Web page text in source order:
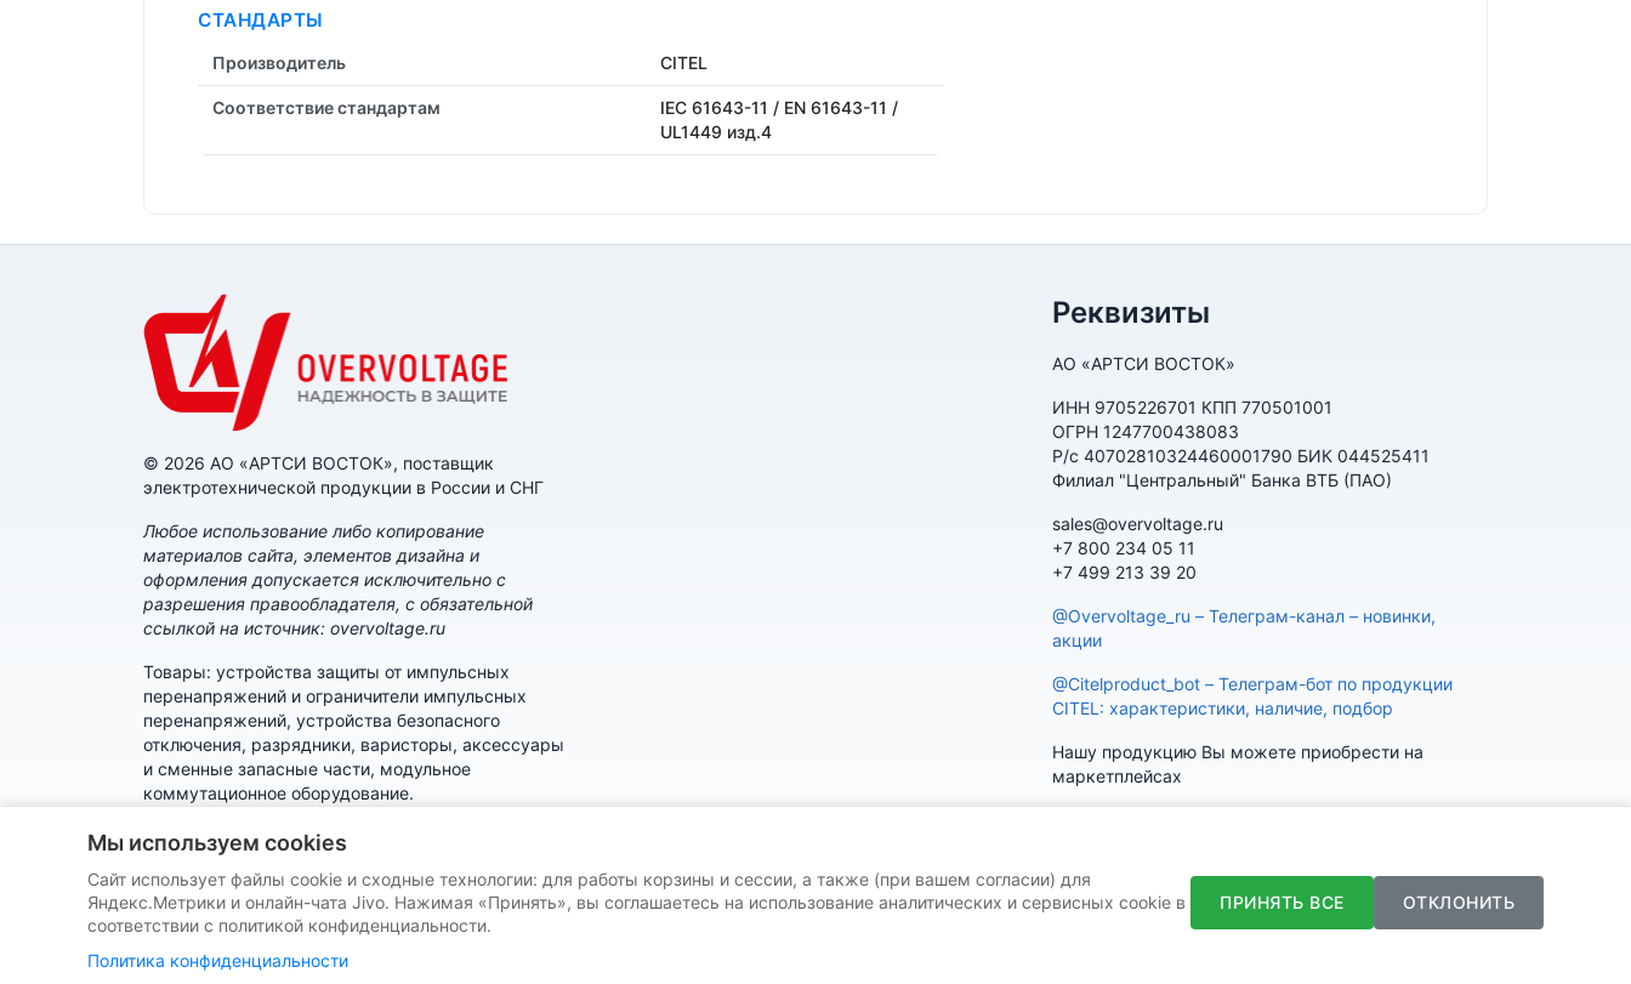
СТАНДАРТЫ
Производитель CITEL
Соответствие стандартам
IEC 61643-11 / EN 61643-11 /
UL1449 изд.4
© 2026 АО «АРТСИ ВОСТОК», поставщик
электротехнической продукции в России и СНГ
Любое использование либо копирование
материалов сайта, элементов дизайна и
оформления допускается исключительно с
разрешения правообладателя, с обязательной
ссылкой на источник: overvoltage.ru
Товары: устройства защиты от импульсных
перенапряжений и ограничители импульсных
перенапряжений, устройства безопасного
отключения, разрядники, варисторы, аксессуары
и сменные запасные части, модульное
коммутационное оборудование.
Политика конфиденциальности
Пользовательское соглашение
Реквизиты
АО «АРТСИ ВОСТОК»
ИНН 9705226701 КПП 770501001
ОГРН 1247700438083
Р/с 40702810324460001790 БИК 044525411
Филиал "Центральный" Банка ВТБ (ПАО)
sales@overvoltage.ru
+7 800 234 05 11
+7 499 213 39 20
@Overvoltage_ru – Телеграм-канал – новинки,
акции
@Citelproduct_bot – Телеграм-бот по продукции
CITEL: характеристики, наличие, подбор
Нашу продукцию Вы можете приобрести на
маркетплейсах
Мы используем cookies
Сайт использует файлы cookie и сходные технологии: для работы корзины и сессии, а также (при вашем согласии) для
Яндекс.Метрики и онлайн-чата Jivo. Нажимая «Принять», вы соглашаетесь на использование аналитических и сервисных cookie в
соответствии с политикой конфиденциальности.
Политика конфиденциальности
ПРИНЯТЬ ВСЕ ОТКЛОНИТЬ